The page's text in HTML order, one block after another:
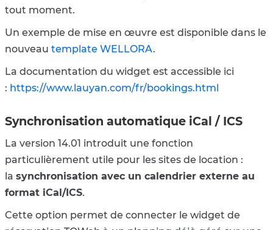
tout moment.
Un exemple de mise en œuvre est disponible dans le
nouveau template WELLORA.
La documentation du widget est accessible ici
: https://www.lauyan.com/fr/bookings.html
Synchronisation automatique iCal / ICS
La version 14.01 introduit une fonction
particulièrement utile pour les sites de location :
la synchronisation avec un calendrier externe au
format iCal/ICS.
Cette option permet de connecter le widget de